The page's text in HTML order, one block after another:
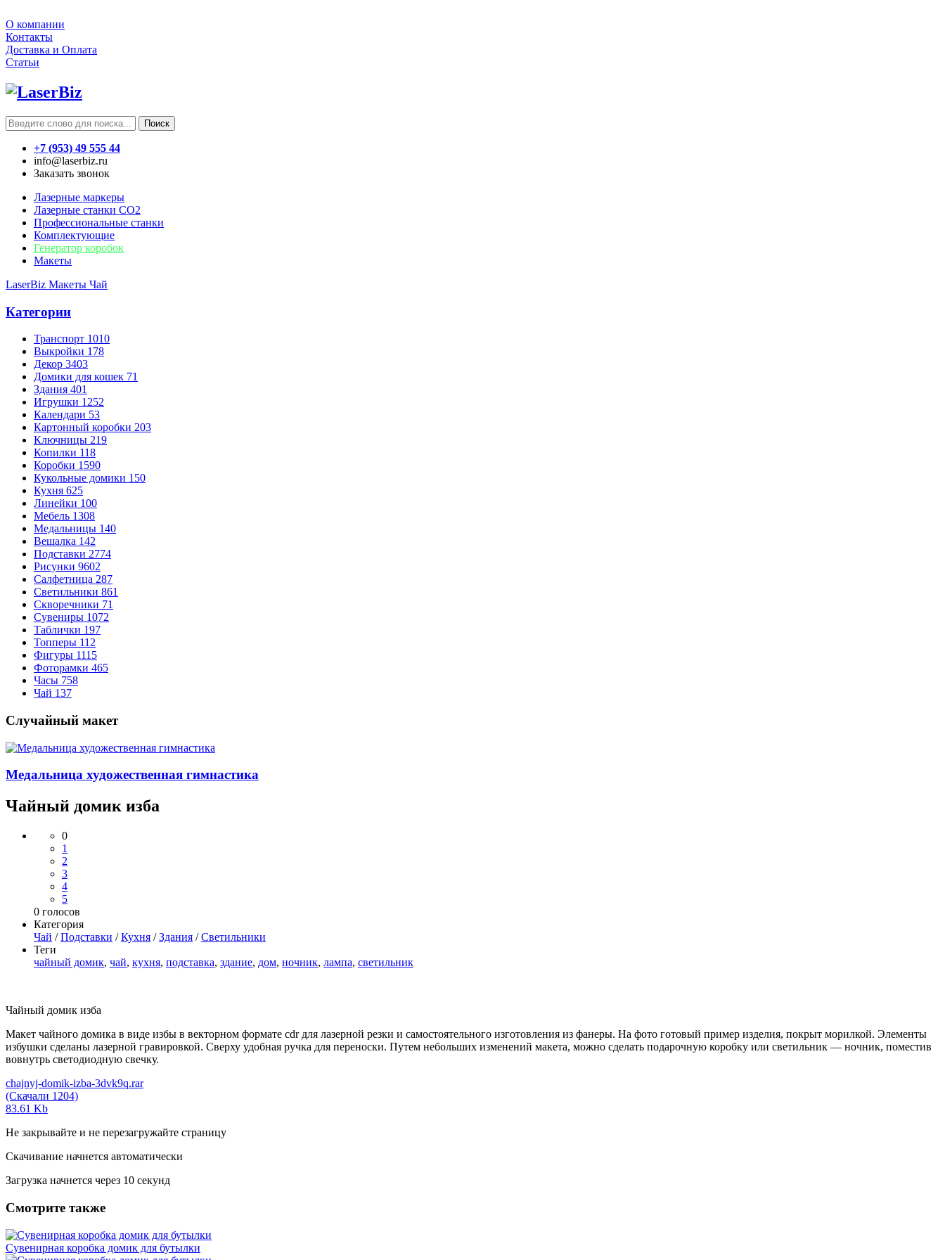
О компании
Контакты
Доставка и Оплата
Статьи
Поиск
+7 (953) 49 555 44
info@laserbiz.ru
Заказать звонок
Лазерные маркеры
Лазерные станки CO2
Профессиональные станки
Комплектующие
Генератор коробок
Макеты
LaserBiz Макеты Чай
Категории
Транспорт 1010
Выкройки 178
Декор 3403
Домики для кошек 71
Здания 401
Игрушки 1252
Календари 53
Картонный коробки 203
Ключницы 219
Копилки 118
Коробки 1590
Кукольные домики 150
Кухня 625
Линейки 100
Мебель 1308
Медальницы 140
Вешалка 142
Подставки 2774
Рисунки 9602
Салфетница 287
Светильники 861
Скворечники 71
Сувениры 1072
Таблички 197
Топперы 112
Фигуры 1115
Фоторамки 465
Часы 758
Чай 137
Случайный макет
Медальница художественная гимнастика
Чайный домик изба
0
1
2
3
4
5
0 голосов
Категория
Чай /Подставки /Кухня /Здания /Светильники
Теги
чайный домик, чай, кухня, подставка, здание, дом, ночник, лампа, светильник
Чайный домик изба
Макет чайного домика в виде избы в векторном формате cdr для лазерной резки и самостоятельного изготовления из фанеры. На фото готовый пример изделия, покрыт морилкой. Элементы
избушки сделаны лазерной гравировкой. Сверху удобная ручка для переноски. Путем небольших изменений макета, можно сделать подарочную коробку или светильник — ночник, поместив
вовнутрь светодиодную свечку.
chajnyj-domik-izba-3dvk9q.rar
(Скачали 1204)
83.61 Kb
Не закрывайте и не перезагружайте страницу
Скачивание начнется автоматически
Загрузка начнется через 10 секунд
Смотрите также
Сувенирная коробка домик для бутылки